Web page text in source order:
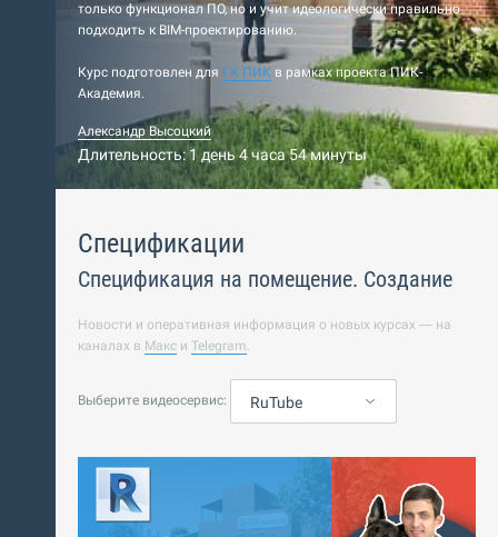
только функционал ПО, но и учит идеологически правильно
подходить к BIM-проектированию.
Курс подготовлен для ГК ПИК в рамках проекта ПИК-
Академия.
Александр Высоцкий
Длительность: 1 день 4 часа 54 минуты
Спецификации
Спецификация на помещение. Создание
Новости и оперативная информация о новых курсах — на
каналах в Макс и Telegram.
Выберите видеосервис: RuTube